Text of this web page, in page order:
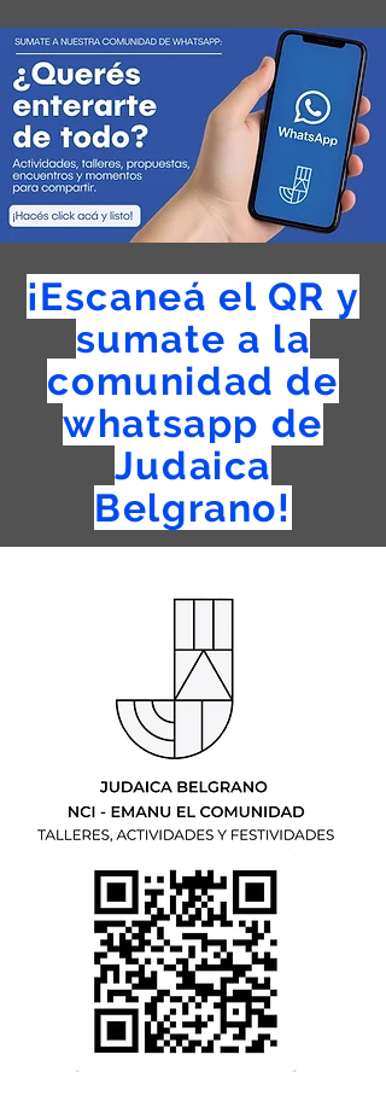
¡Escaneá el QR y
sumate a la
comunidad de
whatsapp de
Judaica
Belgrano!